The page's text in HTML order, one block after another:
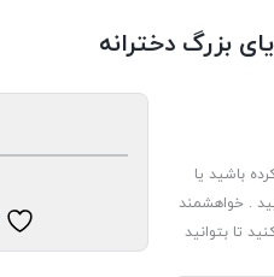
بزرگ دخترانه
باشید یا
. خواهشمند
تا بتوانید